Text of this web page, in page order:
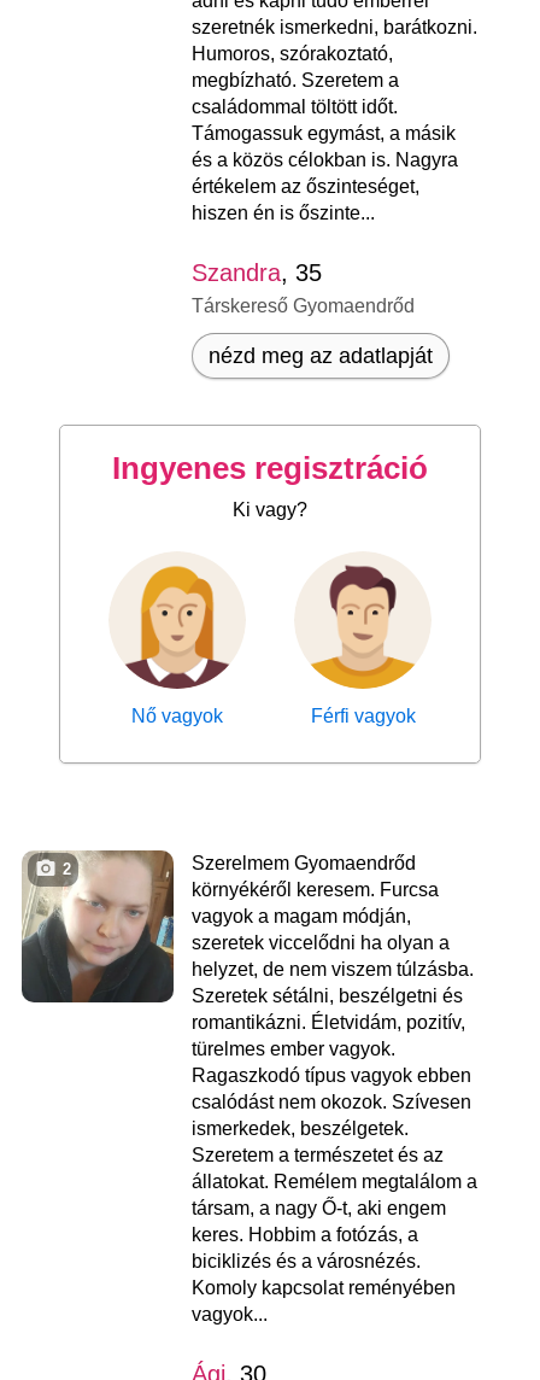
szeretnék ismerkedni, barátkozni.
Humoros, szórakoztató,
megbízható. Szeretem a
családommal töltött időt.
Támogassuk egymást, a másik
és a közös célokban is. Nagyra
értékelem az őszinteséget,
hiszen én is őszinte...
Szandra, 35
Társkereső Gyomaendrőd
nézd meg az adatlapját
Ingyenes regisztráció
Ki vagy?
Nő vagyok Férfi vagyok
2
Szerelmem Gyomaendrőd
környékéről keresem. Furcsa
vagyok a magam módján,
szeretek viccelődni ha olyan a
helyzet, de nem viszem túlzásba.
Szeretek sétálni, beszélgetni és
romantikázni. Életvidám, pozitív,
türelmes ember vagyok.
Ragaszkodó típus vagyok ebben
csalódást nem okozok. Szívesen
ismerkedek, beszélgetek.
Szeretem a természetet és az
állatokat. Remélem megtalálom a
társam, a nagy Ő-t, aki engem
keres. Hobbim a fotózás, a
biciklizés és a városnézés.
Komoly kapcsolat reményében
vagyok...
Ági, 30